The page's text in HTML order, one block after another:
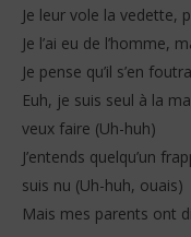
Je leur vole la vedette,
Je l’ai eu de l’homme,
Je pense qu’il s’en
Euh, je suis seul à la
veux faire (Uh-huh)
J’entends quelqu’un
suis nu (Uh-huh, ouais)
Mais mes parents ont